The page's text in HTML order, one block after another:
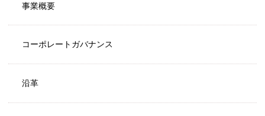
事業概要
コーポレートガバナンス
沿革